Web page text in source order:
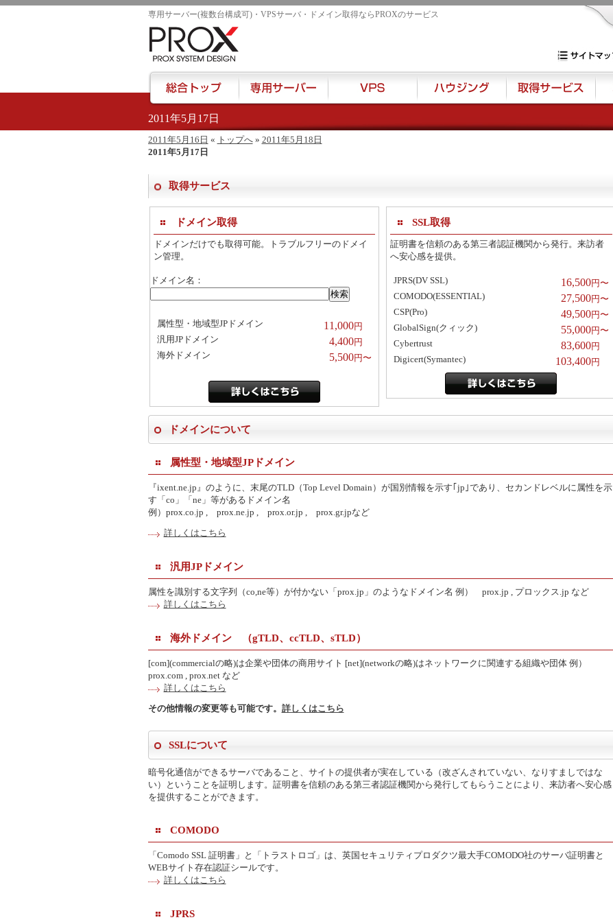
2011年5月17日
専用サーバー(複数台構成可)・VPSサーバ・ドメイン取得ならPROXのサービス
2011年5月16日 « トップへ» 2011年5月18日
2011年5月17日
取得サービス
ドメイン取得
ドメインだけでも取得可能。トラブルフリーのドメイ
ン管理。
ドメイン名：
属性型・地域型JPドメイン 11,000円
汎用JPドメイン
4,400円
海外ドメイン
5,500円〜
SSL取得
証明書を信頼のある第三者認証機関から発行。来訪者
へ安心感を提供。
JPRS(DV SSL) 16,500円〜
COMODO(ESSENTIAL)
27,500円〜
CSP(Pro)
49,500円〜
GlobalSign(クィック)
55,000円〜
Cybertrust
83,600円
Digicert(Symantec)
103,400円
詳しくはこちら
ドメインについて
属性型・地域型JPドメイン
『ixent.ne.jp』のように、末尾のTLD（Top Level Domain）が国別情報を示す｢jp｣であり、セカンドレベルに属性を示
す「co」「ne」等があるドメイン名
例）prox.co.jp , prox.ne.jp , prox.or.jp , prox.gr.jpなど
詳しくはこちら
汎用JPドメイン
属性を識別する文字列（co,ne等）が付かない「prox.jp」のようなドメイン名 例） prox.jp , プロックス.jp など
詳しくはこちら
海外ドメイン （gTLD、ccTLD、sTLD）
[com](commercialの略)は企業や団体の商用サイト [net](networkの略)はネットワークに関連する組織や団体 例）
prox.com , prox.net など
詳しくはこちら
その他情報の変更等も可能です。 詳しくはこちら
SSLについて
暗号化通信ができるサーバであること、サイトの提供者が実在している（改ざんされていない、なりすましではな
い）ということを証明します。証明書を信頼のある第三者認証機関から発行してもらうことにより、来訪者へ安心感
を提供することができます。
COMODO
「Comodo SSL 証明書」と「トラストロゴ」は、英国セキュリティプロダクツ最大手COMODO社のサーバ証明書と
WEBサイト存在認証シールです。
詳しくはこちら
JPRS
href="/">